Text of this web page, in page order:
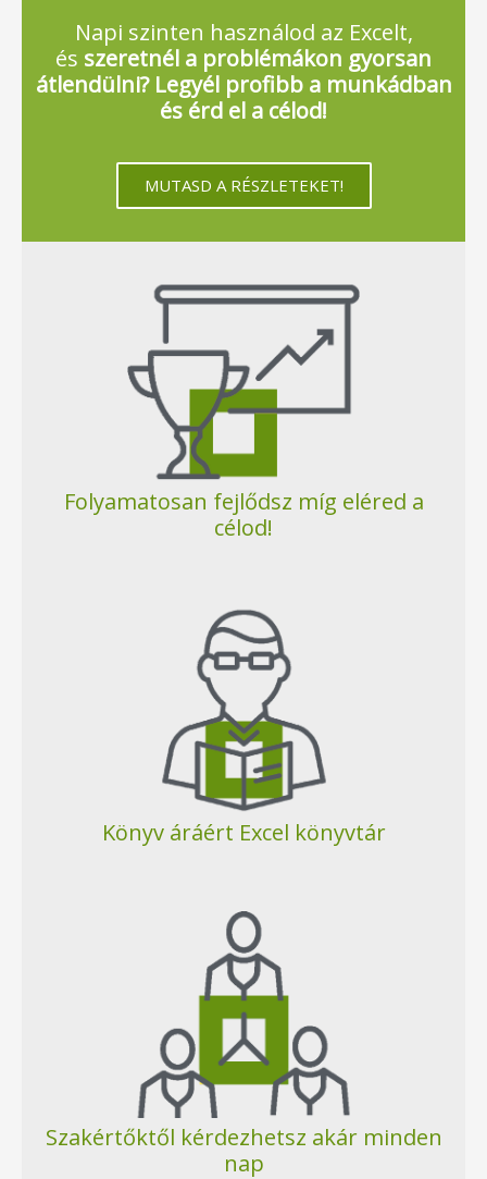
Napi szinten használod az Excelt,
és szeretnél a problémákon gyorsan
átlendülni? Legyél profibb a munkádban
és érd el a célod!
MUTASD A RÉSZLETEKET!
Folyamatosan fejlődsz míg eléred a
célod!
Könyv áráért Excel könyvtár
Szakértőktől kérdezhetsz akár minden
nap